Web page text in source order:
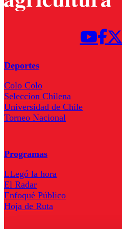
Deportes
Colo Colo
Seleccion Chilena
Universidad de Chile
Torneo Nacional
Programas
LLegó la hora
El Radar
Enfoqué Público
Hoja de Ruta